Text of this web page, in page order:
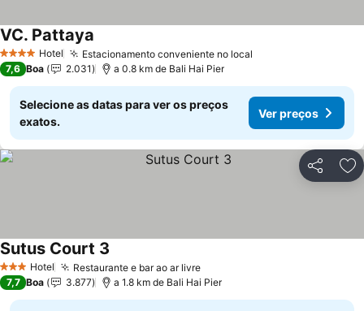
4 EstrelasHotel Estacionamento conveniente no local
VC. Pattaya
7,6 Boa 2.031 a 0.8 km de Bali Hai Pier
Selecione as datas para ver os preços
exatos.
Ver preços
Partilhar
3 EstrelasHotel Restaurante e bar ao ar livre
Sutus Court 3
7,7 Boa 3.877 a 1.8 km de Bali Hai Pier